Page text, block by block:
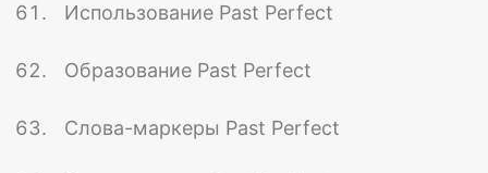
Использование Past Perfect
Образование Past Perfect
Слова-маркеры Past Perfect